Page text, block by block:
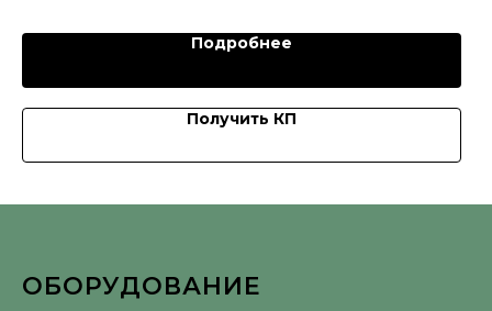
Подробнее
Получить КП
ОБОРУДОВАНИЕ